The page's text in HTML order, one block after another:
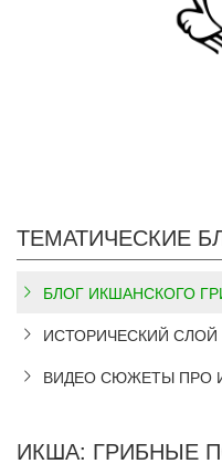
ТЕМАТИЧЕСКИЕ
БЛОГ ИКШАНСКОГО
ИСТОРИЧЕСКИЙ СЛОЙ
ВИДЕО СЮЖЕТЫ ПРО
ИКША: ГРИБНЫЕ